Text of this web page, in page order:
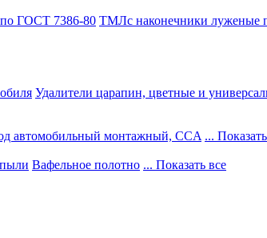
ГОСТ 7386-80 ТМЛс наконечники луженые
Удалители царапин, цветные и
автомобильный монтажный, CCA ...
Вафельное полотно ... Показать все